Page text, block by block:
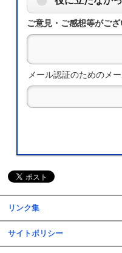
ご意見・ご感想等がご
メール認証のためのメ
リンク集
サイトポリシー